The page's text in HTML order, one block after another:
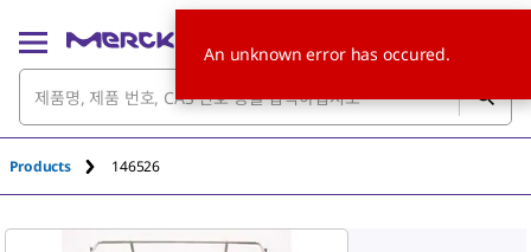
Products 146526
An unknown error has occured.